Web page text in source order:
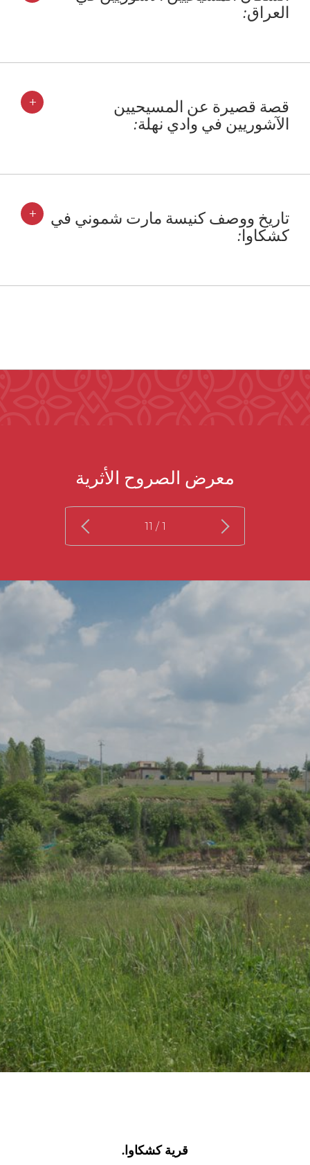
العراق:
+ قصة قصيرة عن المسيحيين
الآشوريين في وادي نهلة:
+ تاريخ ووصف كنيسة مارت شموني في
كشكاوا:
معرض الصروح الأثرية
1
/ 11
قرية كشكاوا.